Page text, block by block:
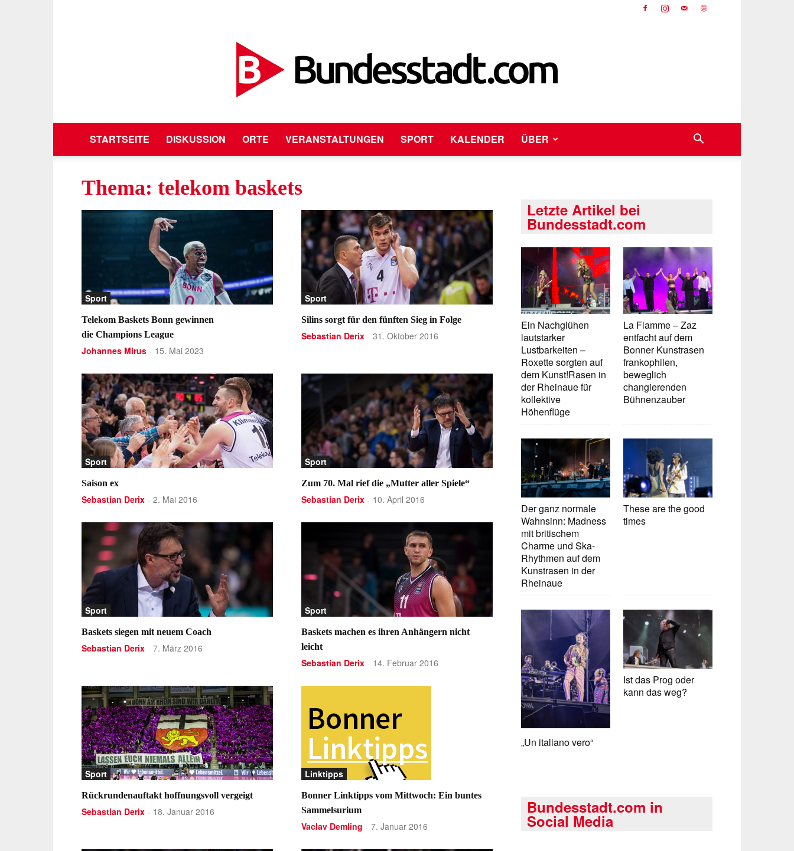
Bundesstadt.com
STARTSEITE DISKUSSION ORTE VERANSTALTUNGEN SPORT KALENDER ÜBER
Thema: telekom baskets
Sport
Telekom Baskets Bonn gewinnen
die Champions League
Johannes Mirus - 15. Mai 2023
Sport
Silins sorgt für den fünften Sieg in Folge
Sebastian Derix - 31. Oktober 2016
Sport
Saison ex
Sebastian Derix - 2. Mai 2016
Sport
Zum 70. Mal rief die „Mutter aller Spiele“
Sebastian Derix - 10. April 2016
Sport
Baskets siegen mit neuem Coach
Sebastian Derix - 7. März 2016
Sport
Baskets machen es ihren Anhängern nicht
leicht
Sebastian Derix - 14. Februar 2016
Sport
Rückrundenauftakt hoffnungsvoll vergeigt
Sebastian Derix - 18. Januar 2016
Linktipps
Bonner Linktipps vom Mittwoch: Ein buntes
Sammelsurium
Vaclav Demling - 7. Januar 2016
Letzte Artikel bei
Bundesstadt.com
Ein Nachglühen
lautstarker
Lustbarkeiten –
Roxette sorgten auf
dem Kunst!Rasen in
der Rheinaue für
kollektive
Höhenflüge
La Flamme – Zaz
entfacht auf dem
Bonner Kunstrasen
frankophilen,
beweglich
changierenden
Bühnenzauber
Der ganz normale
Wahnsinn: Madness
mit britischem
Charme und Ska-
Rhythmen auf dem
Kunstrasen in der
Rheinaue
These are the good
times
„Un italiano vero“
Ist das Prog oder
kann das weg?
Bundesstadt.com in
Social Media